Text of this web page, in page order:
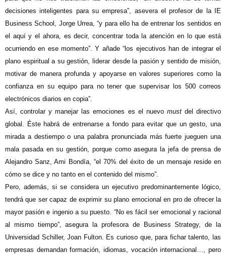
decisiones inteligentes para su empresa”, asevera el profesor de la IE
Business School, Jorge Urrea, “y para ello ha de entrenar los sentidos en
el aquí y el ahora, es decir, concentrar toda la atención en lo que está
ocurriendo en ese momento”. Y añade “los ejecutivos han de integrar el
plano espiritual a su gestión, liderar desde la pasión y sentido de misión,
motivar de manera profunda y apoyarse en valores superiores como la
confianza en su equipo para no tener que supervisar los 500 correos
electrónicos diarios en copia”.
Así, controlar y manejar las emociones es el nuevo mustdel directivo
global. Éste habrá de entrenarse a fondo para evitar que un gesto, una
mirada a destiempo o una palabra pronunciada más fuerte jueguen una
mala pasada en su gestión, porque como asegura la jefa de prensa de
Alejandro Sanz, Ami Bondía, “el 70% del éxito de un mensaje reside en
cómo se dice y no tanto en el contenido del mismo”.
Pero, además, si se considera un ejecutivo predominantemente lógico,
tendrá que ser capaz de exprimir su plano emocional en pro de ofrecer la
mayor pasión e ingenio a su puesto. “No es fácil ser emocional y racional
al mismo tiempo”, asegura la profesora de Business Strategy, de la
Universidad Schiller, Joan Fulton. Es curioso que, para fichar talento, las
empresas demandan formación, idiomas, vocación internacional…, pero